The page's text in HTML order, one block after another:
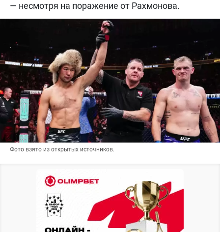
— несмотря на поражение от Рахмонова.
Фото взято из открытых источников.